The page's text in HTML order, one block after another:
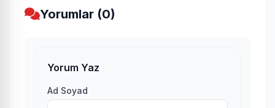
Yorumlar (0)
Yorum Yaz
Ad Soyad